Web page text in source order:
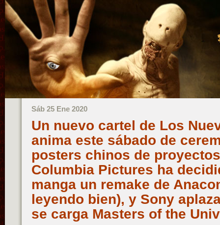
Sáb 25 Ene 2020
Un nuevo cartel de Los
anima este sábado de
posters chinos de
Columbia Pictures ha
manga un remake de
leyendo bien), y Sony
se carga Masters of the